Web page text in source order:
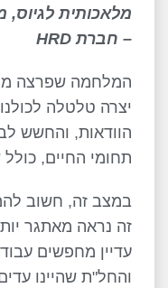
מלאכותית לגיוס,
– חברת HRD
יצרה טלטלה
הוודאות, והחשש
תחומי החיים,
במצב זה, חשוב
זה נראה מאתגר
עדיין מחפשים
והחל"ת שהיינו